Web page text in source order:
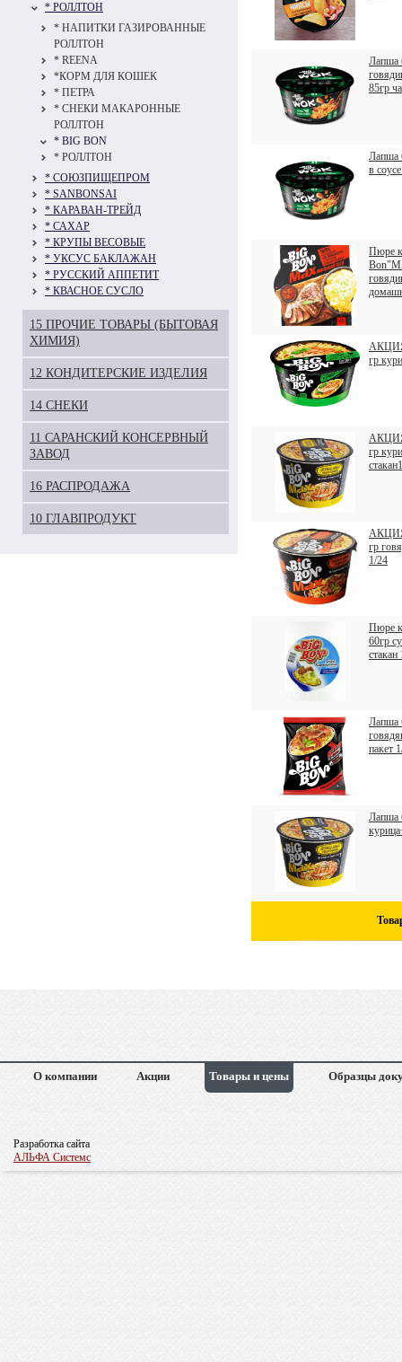
* РОЛЛТОН
* НАПИТКИ ГАЗИРОВАННЫЕ
РОЛЛТОН
* REENA
*КОРМ ДЛЯ КОШЕК
* ПЕТРА
* СНЕКИ МАКАРОННЫЕ
РОЛЛТОН
* BIG BON
* РОЛЛТОН
* СОЮЗПИЩЕПРОМ
* SANBONSAI
* КАРАВАН-ТРЕЙД
* САХАР
* КРУПЫ ВЕСОВЫЕ
* УКСУС БАКЛАЖАН
* РУССКИЙ АППЕТИТ
* КВАСНОЕ СУСЛО
15 ПРОЧИЕ ТОВАРЫ (БЫТОВАЯ
ХИМИЯ)
12 КОНДИТЕРСКИЕ ИЗДЕЛИЯ
14 СНЕКИ
11 САРАНСКИЙ КОНСЕРВНЫЙ
ЗАВОД
16 РАСПРОДАЖА
10 ГЛАВПРОДУКТ
Лапша
85гр
Лапша
в
Пюре
АКЦИЯ
гр
АКЦИЯ
гр
АКЦИЯ
гр
1/24
Пюре
60гр
стакан
Лапша
пакет
Лапша
О компании Акции Товары и цены Образцы
Разработка сайта
АЛЬФА Системс